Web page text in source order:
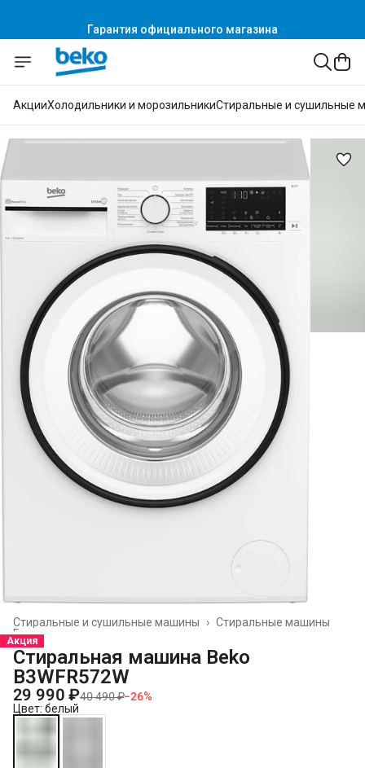
АкцииХолодильники и морозильникиСтиральные и сушильные
Стиральные машины
Стиральные и сушильные машины
›
Главная
Акция
Стиральная машина Beko
B3WFR572W
29 990 ₽40 490 ₽−26%
Цвет: белый